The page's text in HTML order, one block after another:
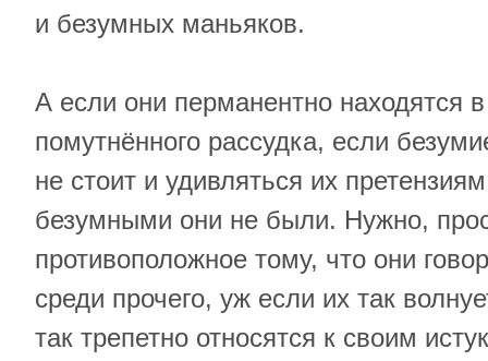
и безумных маньяков.
А если они перманентно находятся
помутнённого рассудка, если
не стоит и удивляться их
безумными они не были. Нужно,
противоположное тому, что они
среди прочего, уж если их так
так трепетно относятся к своим